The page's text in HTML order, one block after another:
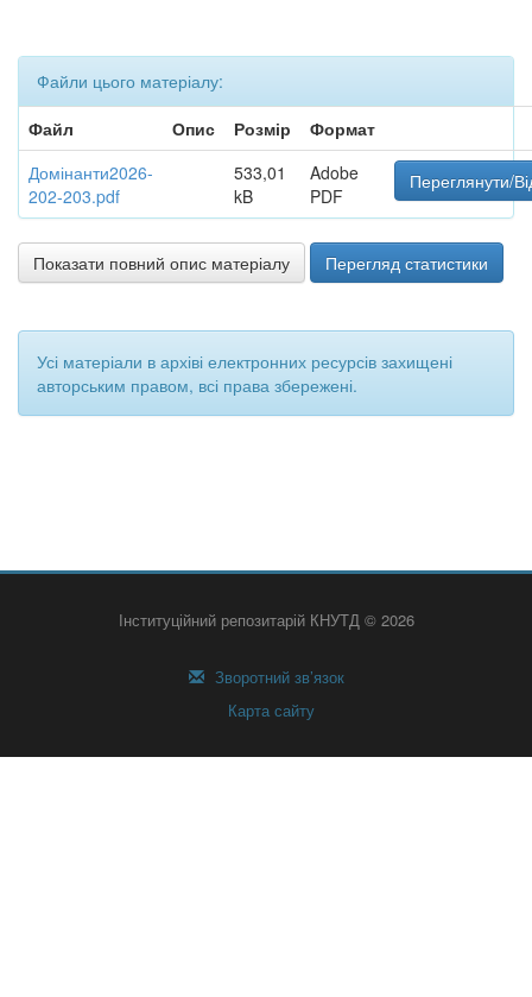
Файли цього матеріалу:
Файл
Опис Розмір
Формат
Домінанти2026-
202-203.pdf
533,01
kB
Adobe
PDF
Переглянути/
Показати повний опис матеріалу Перегляд статистики
Усі матеріали в архіві електронних ресурсів захищені
авторським правом, всі права збережені.
Інституційний репозитарій КНУТД © 2026
Зворотний зв’язок
Карта сайту